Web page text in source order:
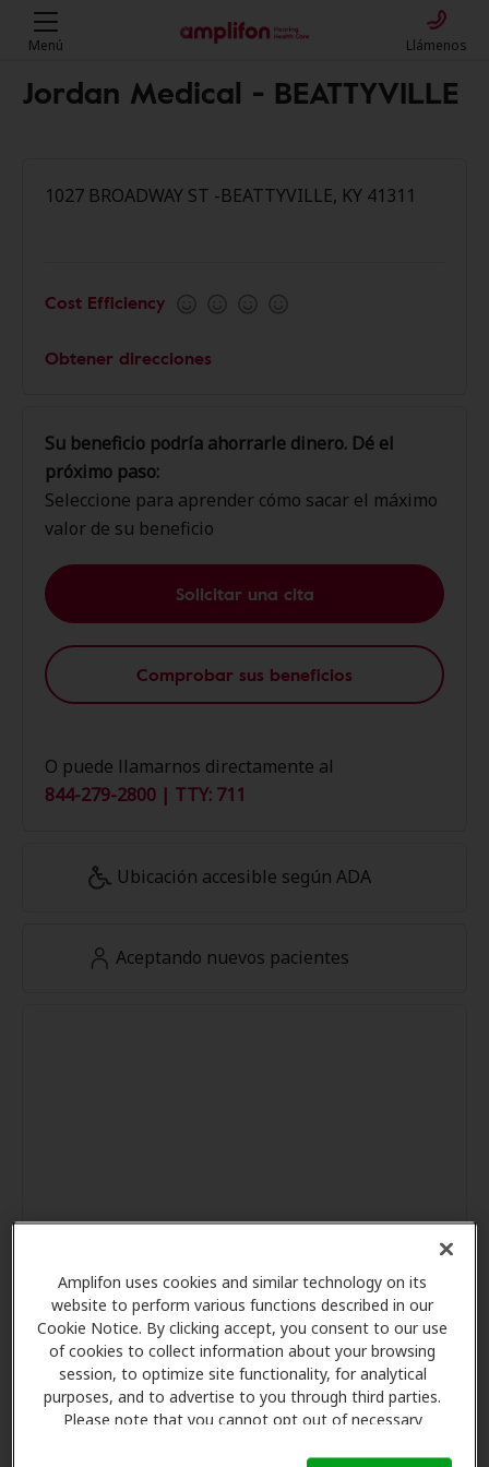
Amplifon uses cookies and similar technology on its
website to perform various functions described in our
Cookie Notice. By clicking accept, you consent to our use
of cookies to collect information about your browsing
session, to optimize site functionality, for analytical
purposes, and to advertise to you through third parties.
Please note that you cannot opt out of necessary
Menú Llámenos
Jordan Medical - BEATTYVILLE
1027 BROADWAY ST -BEATTYVILLE, KY 41311
Cost Efficiency
Obtener direcciones
Su beneficio podría ahorrarle dinero. Dé el
próximo paso:
Seleccione para aprender cómo sacar el máximo
valor de su beneficio
Solicitar una cita
Comprobar sus beneficios
O puede llamarnos directamente al
844-279-2800 | TTY: 711
Ubicación accesible según ADA
Aceptando nuevos pacientes